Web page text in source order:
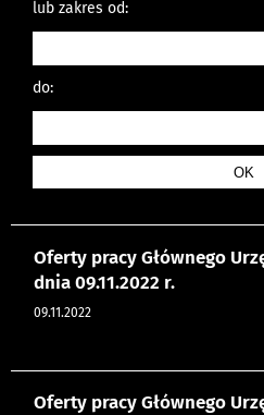
lub zakres od:
do:
Oferty pracy Głównego
dnia 09.11.2022 r.
09.11.2022
Oferty pracy Głównego